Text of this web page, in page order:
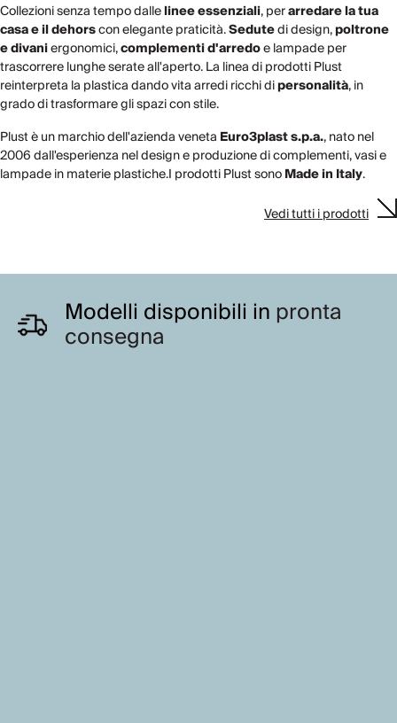
Collezioni senza tempo dallelinee essenziali, perarredare la tua
casa e il dehorscon elegante praticità.Sedutedi design,poltrone
e divaniergonomici,complementi d'arredoe lampade per
trascorrere lunghe serate all'aperto. La linea di prodotti Plust
reinterpreta la plastica dando vita arredi ricchi dipersonalità, in
grado di trasformare gli spazi con stile.
Plust è un marchio dell'azienda veneta Euro3plast s.p.a., nato nel
2006 dall'esperienza nel design e produzione di complementi, vasi e
lampade in materie plastiche.I prodotti Plust sonoMade in Italy.
Vedi tutti i prodotti
Modelli disponibili in pronta
consegna